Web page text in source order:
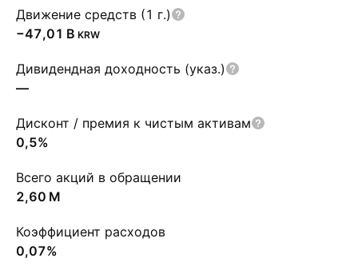
Движение средств (1 г.)
‪−47,01 B‬ KRW
Дивидендная доходность (указ.)
—
Дисконт / премия к чистым активам
0,5%
Всего акций в обращении
‪2,60 M‬
Коэффициент расходов
0,07%